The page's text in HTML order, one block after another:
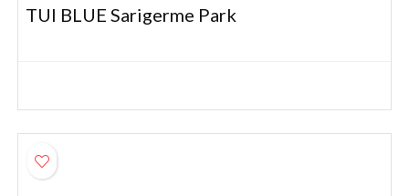
TUI BLUE Sarigerme Park